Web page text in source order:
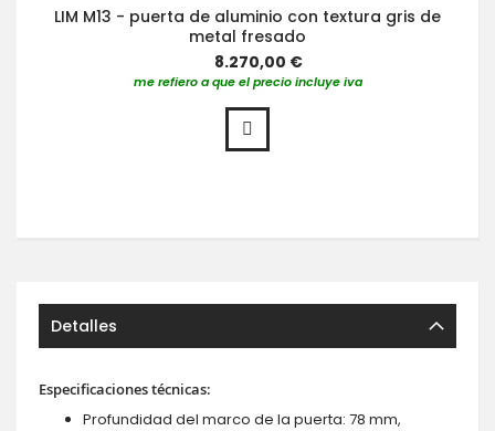
LIM M13 - puerta de aluminio con textura gris de
metal fresado
8.270,00 €
me refiero a que el precio incluye iva
Detalles
Especificaciones técnicas:
Profundidad del marco de la puerta: 78 mm,